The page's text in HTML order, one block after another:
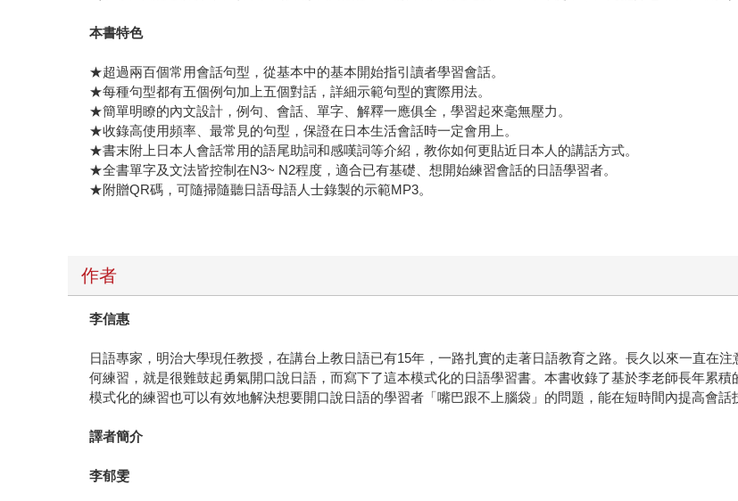
本書特色
★超過兩百個常用會話句型，從基本中的基本開始指引讀者學習會話。
★每種句型都有五個例句加上五個對話，詳細示範句型的實際用法。
★簡單明瞭的內文設計，例句、會話、單字、解釋一應俱全，學習起來毫無壓力。
★收錄高使用頻率、最常見的句型，保證在日本生活會話時一定會用上。
★書末附上日本人會話常用的語尾助詞和感嘆詞等介紹，教你如何更貼近日本人的講話方式。
★全書單字及文法皆控制在N3~ N2程度，適合已有基礎、想開始練習會話的日語學習者。
★附贈QR碼，可隨掃隨聽日語母語人士錄製的示範MP3。
作者
李信惠
日語專家，明治大學現任教授，在講台上教日語已有15年，一路扎實的走著日語教育之路。長久以來一直在
何練習，就是很難鼓起勇氣開口說日語，而寫下了這本模式化的日語學習書。本書收錄了基於李老師長年累
模式化的練習也可以有效地解決想要開口說日語的學習者「嘴巴跟不上腦袋」的問題，能在短時間內提高會話
譯者簡介
李郁雯